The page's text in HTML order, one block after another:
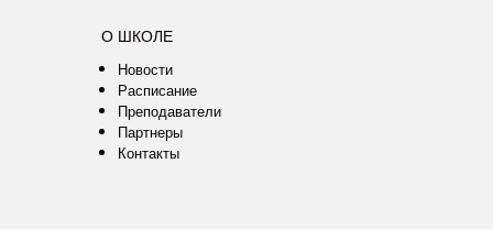
О ШКОЛЕ
Новости
Расписание
Преподаватели
Партнеры
Контакты